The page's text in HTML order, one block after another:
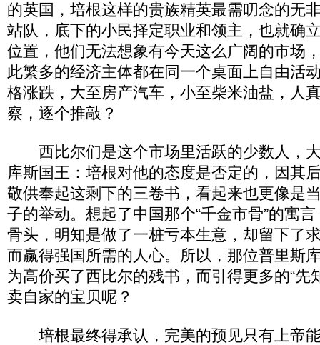
的英国，培根这样的贵族精英最需叨念的无
站队，底下的小民择定职业和领主，也就确
位置，他们无法想象有今天这么广阔的市场
此繁多的经济主体都在同一个桌面上自由活
格涨跌，大至房产汽车，小至柴米油盐，人
察，逐个推敲？
西比尔们是这个市场里活跃的少数人，
库斯国王：培根对他的态度是否定的，因其
敬供奉起这剩下的三卷书，看起来也更像是
子的举动。想起了中国那个“千金市骨”的寓
骨头，明知是做了一桩亏本生意，却留下了
而赢得强国所需的人心。所以，那位普里斯
为高价买了西比尔的残书，而引得更多的“先
卖自家的宝贝呢？
培根最终得承认，完美的预见只有上帝